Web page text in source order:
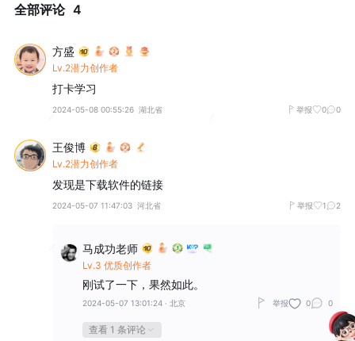
全部评论 4
方盛
Lv.2潜力创作者
打卡学习
2024-05-08 00:55:26 湖北省 举报 0 0
王俊博
Lv.2潜力创作者
发现是下载软件的链接
2024-05-07 11:47:03 河北省 举报 1 2
马成功老师
Lv.3 优质创作者
刚试了一下，果然如此。
2024-05-07 13:01:24 · 北京 举报 0 0
查看 1 条评论